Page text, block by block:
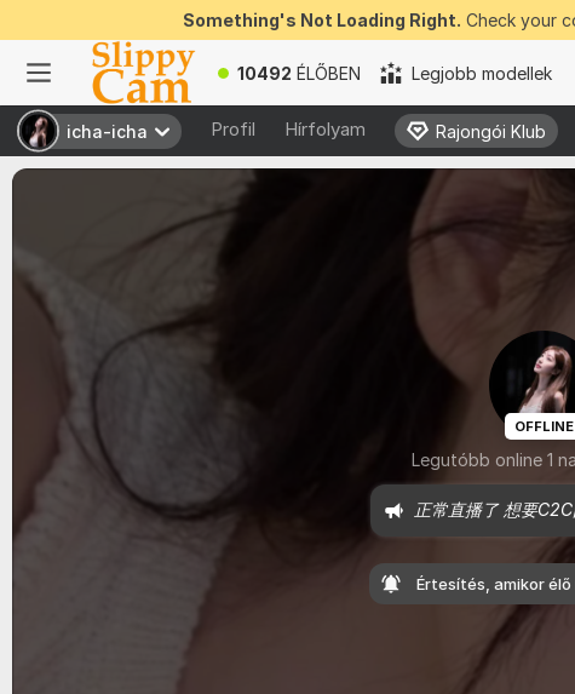
Something's Not Loading Right. Check your
10492 ÉLŐBEN Legjobb modellek
icha-icha Profil Hírfolyam Rajongói Klub
icha-icha Rajongói Klub
OFFLINE
Legutóbb online 1
正常直播了 想要
Értesítés, amikor élő